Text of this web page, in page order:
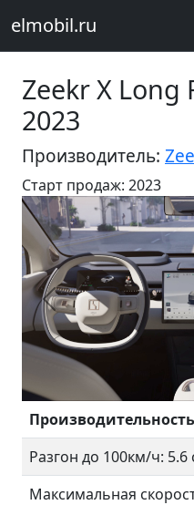
elmobil.ru
Zeekr X Long
2023
Производитель:
Старт продаж: 2023
Предыдущий
Производительность
Разгон до 100км/ч: 5.6
Максимальная